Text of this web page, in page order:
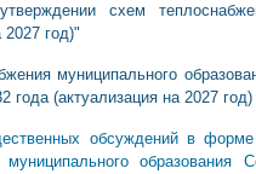
схем
2027 год)"
муниципального
года (актуализация на 2027 год)
обсуждений в
муниципального образования